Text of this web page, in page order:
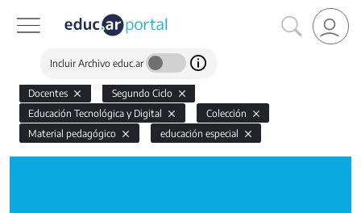
Incluir Archivo educ.ar
Docentes
Segundo Ciclo
Educación Tecnológica y Digital
Colección
Material pedagógico
educación especial